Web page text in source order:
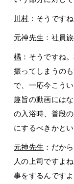
川村 ：そうです
元神先生 ：社員
橘 ：そうですね
振ってしまうの
で、一応今こう
趣旨の動画には
の入浴時、普段
にするべきかと
元神先生 ：だか
人の上司ですよ
事をするんです